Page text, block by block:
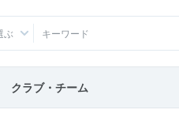
ぶ
クラブ・チーム